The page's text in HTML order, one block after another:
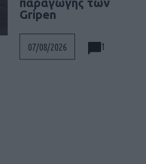
Gripen
07/08/2026 1